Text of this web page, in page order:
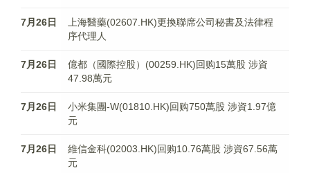
7月26日
上海醫藥(02607.HK)更換聯席公司秘書及法律程
序代理人
7月26日
億都（國際控股）(00259.HK)回购15萬股 涉資
47.98萬元
7月26日
小米集團-W(01810.HK)回购750萬股 涉資1.97億
元
7月26日
維信金科(02003.HK)回购10.76萬股 涉資67.56萬
元